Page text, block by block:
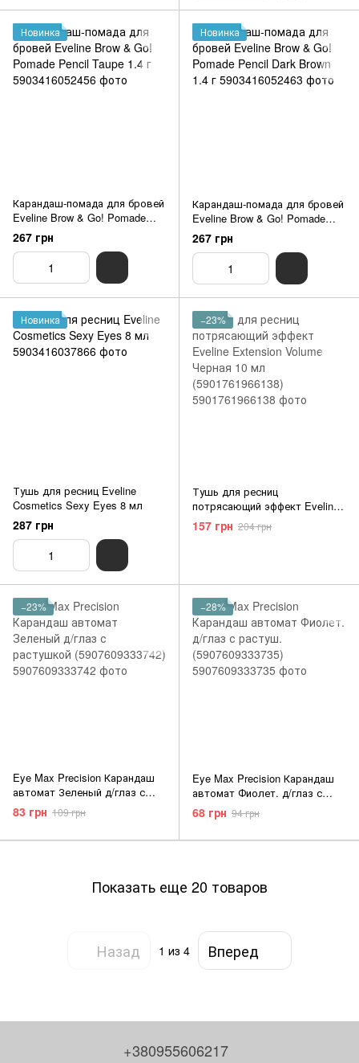
Новинка
Карандаш-помада для бровей
Eveline Brow & Go! Pomade
Pencil Taupe 1.4 г
267 грн
Новинка
Карандаш-помада для бровей
Eveline Brow & Go! Pomade
Pencil Dark Brown 1.4 г
267 грн
Новинка
Тушь для ресниц Eveline
Cosmetics Sexy Eyes 8 мл
287 грн
−23%
Тушь для ресниц
потрясающий эффект Eveline
Extension Volume Черная 10
мл (5901761966138)
157 грн 204 грн
−23%
Eye Max Precision Карандаш
автомат Зеленый д/глаз с
растушкой (5907609333742)
83 грн 109 грн
−28%
Eye Max Precision Карандаш
автомат Фиолет. д/глаз с
растуш. (5907609333735)
68 грн 94 грн
Показать еще 20 товаров
Назад 1 из 4 Вперед
+380955606217